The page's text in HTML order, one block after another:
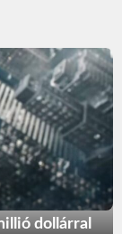
dollárral